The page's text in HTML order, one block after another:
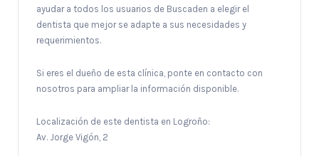
ayudar a todos los usuarios de Buscaden a elegir el
dentista que mejor se adapte a sus necesidades y
requerimientos.
Si eres el dueño de esta clínica, ponte en contacto con
nosotros para ampliar la información disponible.
Localización de este dentista en Logroño:
Av. Jorge Vigón, 2